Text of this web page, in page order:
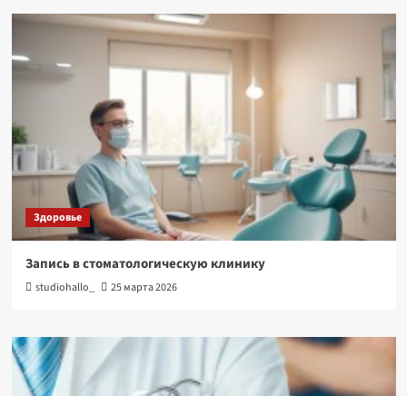
Здоровье
Запись в стоматологическую клинику
studiohallo_ 25 марта 2026